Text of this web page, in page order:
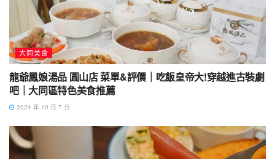
大同美食
龍爺鳳娘湯品 圓山店 菜單&評價｜吃飯皇帝大!穿越進古裝劇
吧｜大同區特色美食推薦
2024 年 10 月 7 日